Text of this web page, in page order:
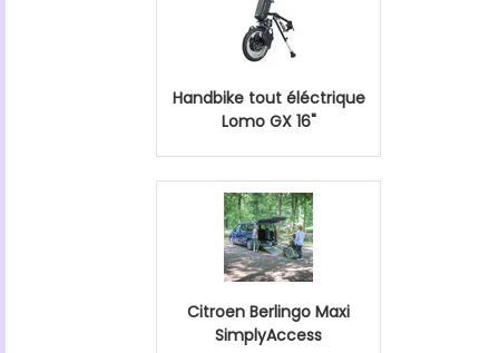
Handbike tout éléctrique
Lomo GX 16"
Citroen Berlingo Maxi
SimplyAccess